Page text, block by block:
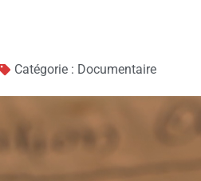
Catégorie : Documentaire